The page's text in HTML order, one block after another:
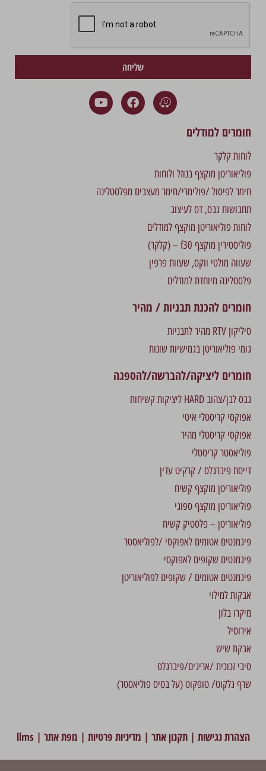
שליחה
חומרים למודלים
לוחות קלקר
פוליאוריטן מוקצף בנוזל ולוחות
חימר לפיסול /פולימרי/חימר מעצבים מפלסטלינה
תחבושות גבס, דס לעיצוב
לוחות פוליאוריטן מוקצף למודלים
פוליסטירין מוקצף f30 – (קלקר)
שעווה מולטי ווקס, שעוות פרפין
פלסטלינה מיוחדת למודלים
חומרים להכנת תבניות / מהיר
סיליקון RTV מהיר לתבניות
גומי פוליאוריטן בגמישיות שונות
חומרים ליציקה/להברשה/להספגה
גבס לבן/צהוב HARD ליציקות קשיחות
אפוקסי קריסטלי איטי
אפוקסי קריסטלי מהיר
פוליאסטר קריסטלי
דייסת פיברגלס / קרקיט עדין
פוליאוריטן מוקצף קשיח
פוליאוריטן מוקצף ספוגי
פוליאוריטן – פלסטיק קשיח
פיגמנטים אטומים לאפוקסי /לפוליאסטר
פיגמנטים שקופים לאפוקסי
פיגמנטים אטומים / שקופים לפוליאוריטן
אבקות למילוי
מיקרו בלון
אירוסיל
אבקת שיש
סיבי זכוכית /אריגים/פיברגלס
שרף גלקוט/ טופקוט (על בסיס פוליאסטר)
הצהרת נגישות |תקנון אתר | מדיניות פרטיות | מפת אתר |
llms